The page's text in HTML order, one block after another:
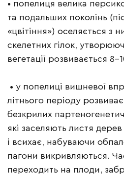
• попелиця велика
та подальших поколінь
«цвітіння») оселяється з
скелетних гілок,
вегетації розвивається
• у попелиці вишневої
літнього періоду
безкрилих
які заселяють листя дерев
і всихає, набуваючи
пагони викривляються.
переходить на плоди,